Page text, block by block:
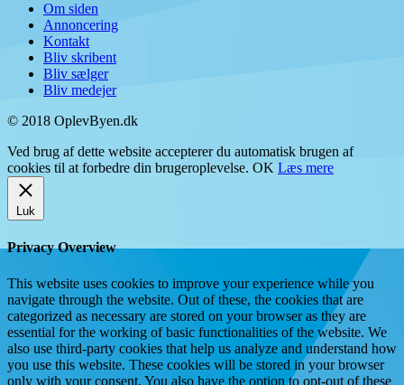
Om siden
Annoncering
Kontakt
Bliv skribent
Bliv sælger
Bliv medejer
© 2018 OplevByen.dk
Ved brug af dette website accepterer du automatisk brugen af
cookies til at forbedre din brugeroplevelse. OK Læs mere
Luk
Privacy Overview
This website uses cookies to improve your experience while you
navigate through the website. Out of these, the cookies that are
categorized as necessary are stored on your browser as they are
essential for the working of basic functionalities of the website. We
also use third-party cookies that help us analyze and understand how
you use this website. These cookies will be stored in your browser
only with your consent. You also have the option to opt-out of these